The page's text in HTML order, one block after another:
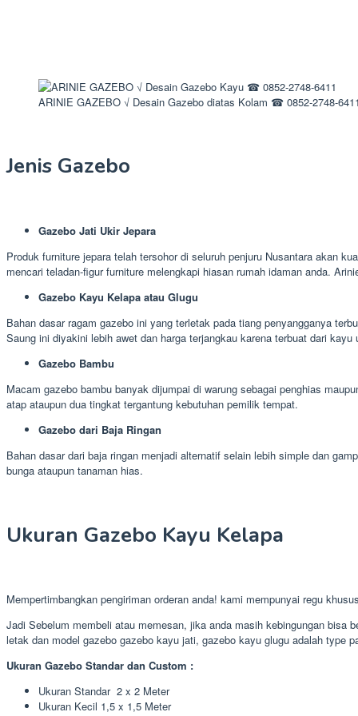
ARINIE GAZEBO √ Desain Gazebo diatas Kolam ☎ 0852-2748-
Jenis Gazebo
Gazebo Jati Ukir Jepara
Produk furniture jepara telah tersohor di seluruh penjuru Nusantara akan
mencari teladan-figur furniture melengkapi hiasan rumah idaman anda.
Gazebo Kayu Kelapa atau Glugu
Bahan dasar ragam gazebo ini yang terletak pada tiang penyangganya
Saung ini diyakini lebih awet dan harga terjangkau karena terbuat dari kayu
Gazebo Bambu
Macam gazebo bambu banyak dijumpai di warung sebagai penghias
atap ataupun dua tingkat tergantung kebutuhan pemilik tempat.
Gazebo dari Baja Ringan
Bahan dasar dari baja ringan menjadi alternatif selain lebih simple dan
bunga ataupun tanaman hias.
Ukuran Gazebo Kayu Kelapa
Mempertimbangkan pengiriman orderan anda! kami mempunyai regu
Jadi Sebelum membeli atau memesan, jika anda masih kebingungan
letak dan model gazebo gazebo kayu jati, gazebo kayu glugu adalah type
Ukuran Gazebo Standar dan Custom :
Ukuran Standar 2 x 2 Meter
Ukuran Kecil 1,5 x 1,5 Meter